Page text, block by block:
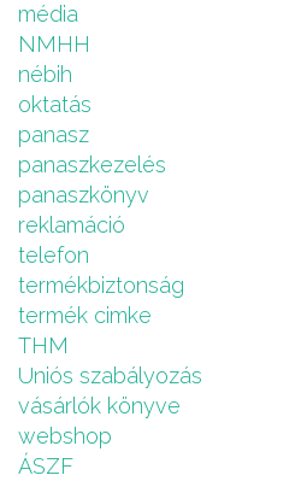
média
NMHH
nébih
oktatás
panasz
panaszkezelés
panaszkönyv
reklamáció
telefon
termékbiztonság
termék cimke
THM
Uniós szabályozás
vásárlók könyve
webshop
ÁSZF